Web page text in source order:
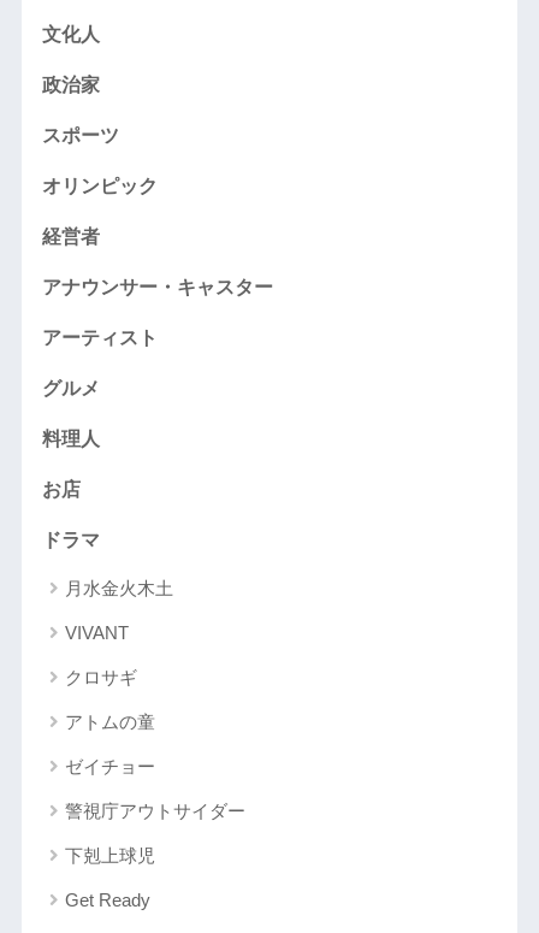
文化人
政治家
スポーツ
オリンピック
経営者
アナウンサー・キャスター
アーティスト
グルメ
料理人
お店
ドラマ
月水金火木土
VIVANT
クロサギ
アトムの童
ゼイチョー
警視庁アウトサイダー
下剋上球児
Get Ready